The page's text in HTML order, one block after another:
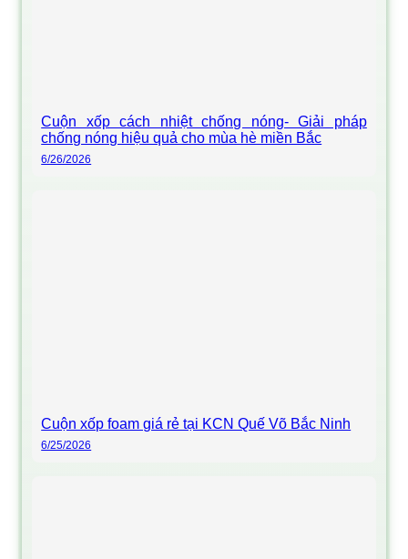
Cuộn xốp cách nhiệt chống nóng- Giải pháp
chống nóng hiệu quả cho mùa hè miền Bắc
6/26/2026
Cuộn xốp foam giá rẻ tại KCN Quế Võ Bắc Ninh
6/25/2026